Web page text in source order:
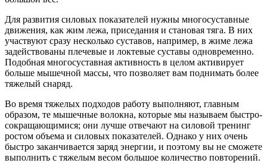
Для развития силовых показателей нужны многосуставные
движения, как жим лежа, приседания и становая тяга. В них
участвуют сразу несколько суставов, например, в жиме лежа
задействованы плечевые и локтевые суставы одновременно.
Подобная многосуставная активность в целом активирует
больше мышечной массы, что позволяет вам поднимать более
тяжелый снаряд.
Во время тяжелых подходов работу выполняют, главным
образом, те мышечные волокна, которые мы называем быстро-
сокращающимися; они лучше отвечают на силовой тренинг
ростом объема и силовых показателей. Однако у них очень
быстро заканчивается заряд энергии, и поэтому вы не сможете
выполнить с тяжелым весом большое количество повторений.